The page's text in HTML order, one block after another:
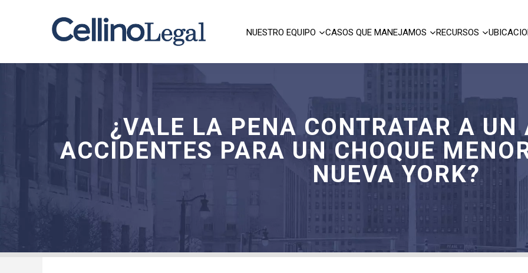
NUESTRO EQUIPO CASOS QUE MANEJAMOS RECURSOS
¿VALE LA PENA CONTRATAR A UN
ACCIDENTES PARA UN CHOQUE
NUEVA YORK?